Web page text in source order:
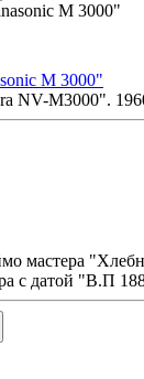
M 3000"
NV-M3000".
мастера
с датой "В.П